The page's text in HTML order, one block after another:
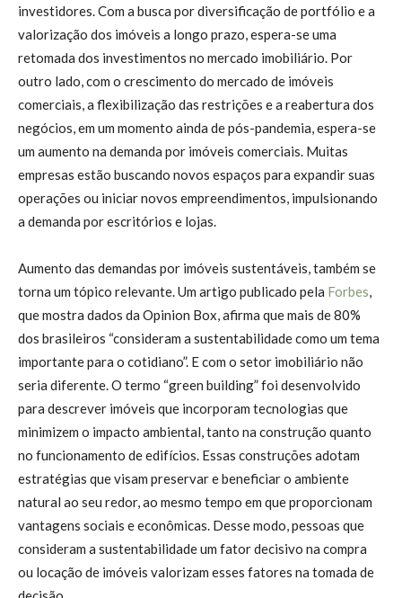
investidores. Com a busca por diversificação de portfólio e a
valorização dos imóveis a longo prazo, espera-se uma
retomada dos investimentos no mercado imobiliário. Por
outro lado, com o crescimento do mercado de imóveis
comerciais, a flexibilização das restrições e a reabertura dos
negócios, em um momento ainda de pós-pandemia, espera-se
um aumento na demanda por imóveis comerciais. Muitas
empresas estão buscando novos espaços para expandir suas
operações ou iniciar novos empreendimentos, impulsionando
a demanda por escritórios e lojas.
Aumento das demandas por imóveis sustentáveis, também se
torna um tópico relevante. Um artigo publicado pela Forbes
que mostra dados da Opinion Box, afirma que mais de 80%
dos brasileiros “consideram a sustentabilidade como um tema
importante para o cotidiano”. E com o setor imobiliário não
seria diferente. O termo “green building” foi desenvolvido
para descrever imóveis que incorporam tecnologias que
minimizem o impacto ambiental, tanto na construção quanto
no funcionamento de edifícios. Essas construções adotam
estratégias que visam preservar e beneficiar o ambiente
natural ao seu redor, ao mesmo tempo em que proporcionam
vantagens sociais e econômicas. Desse modo, pessoas que
consideram a sustentabilidade um fator decisivo na compra
ou locação de imóveis valorizam esses fatores na tomada de